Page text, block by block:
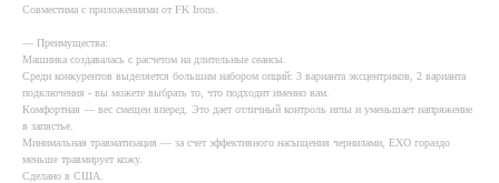
Совместима с приложениями от FK Irons.
— Преимущества:
Машинка создавалась с расчетом на длительные сеансы.
Среди конкурентов выделяется большим набором опций: 3 варианта эксцентриков, 2 варианта
подключения - вы можете выбрать то, что подходит именно вам.
Комфортная — вес смещен вперед. Это дает отличный контроль иглы и уменьшает напряжение
в запястье.
Минимальная травматизация — за счет эффективного насыщения чернилами, EXO гораздо
меньше травмирует кожу.
Сделано в США.